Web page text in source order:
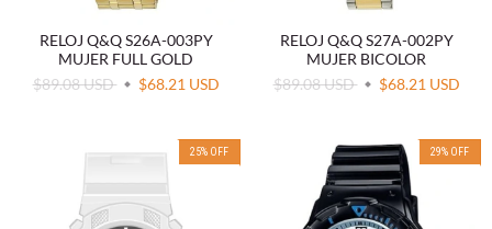
RELOJ Q&Q S26A-003PY
MUJER FULL GOLD
$89.08 USD
$68.21 USD
RELOJ Q&Q S27A-002PY
MUJER BICOLOR
$89.08 USD
$68.21 USD
25% OFF 29% OFF